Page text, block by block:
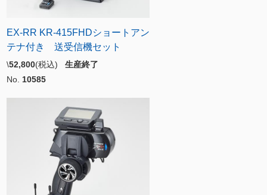
EX-RR KR-415FHDショートアン
テナ付き 送受信機セット
\52,800(税込) 生産終了
No. 10585